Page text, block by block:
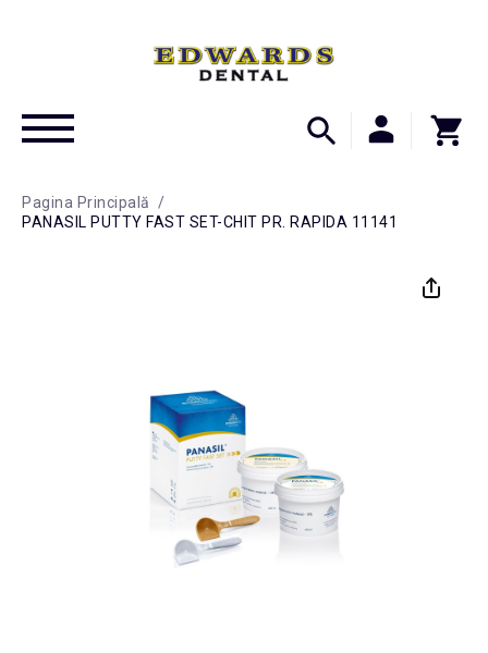
Pagina Principală
/
PANASIL PUTTY FAST SET-CHIT PR. RAPIDA 11141